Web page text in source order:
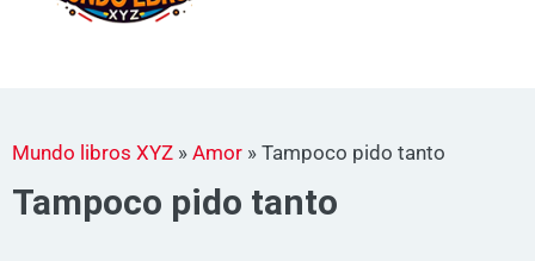
Mundo libros XYZ » Amor » Tampoco pido tanto
Tampoco pido tanto